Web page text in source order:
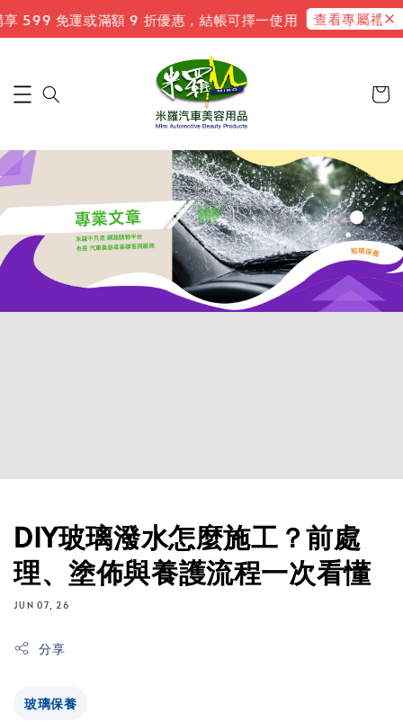
免運或滿額 9 折優惠，結帳可擇一使用 查看專屬禮遇 新
DIY玻璃潑水怎麼施工？前處
理、塗佈與養護流程一次看懂
JUN 07, 26
分享
玻璃保養